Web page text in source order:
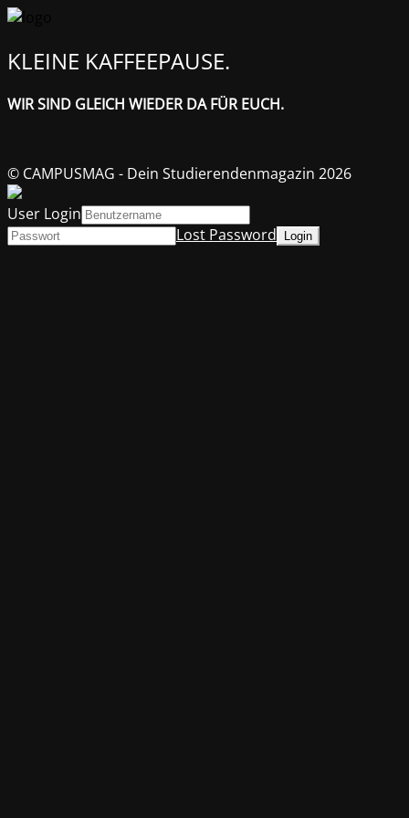
KLEINE KAFFEEPAUSE.
WIR SIND GLEICH WIEDER DA FÜR EUCH.
© CAMPUSMAG - Dein Studierendenmagazin 2026
User Login
Lost Password